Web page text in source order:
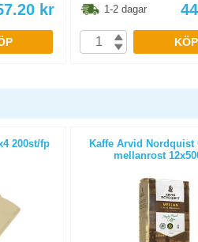
kr 1-2 dagar
KÖP
200st/fp
Kaffe Arvid Nordquist
mellanrost